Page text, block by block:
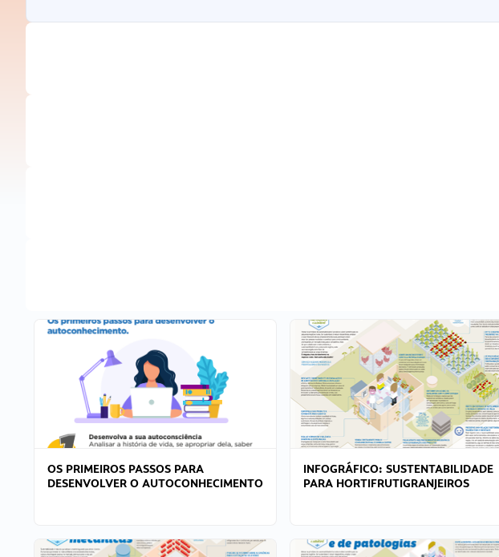
OS PRIMEIROS PASSOS PARA
DESENVOLVER O AUTOCONHECIMENTO
INFOGRÁFICO: SUSTENTABILIDADE
PARA HORTIFRUTIGRANJEIROS